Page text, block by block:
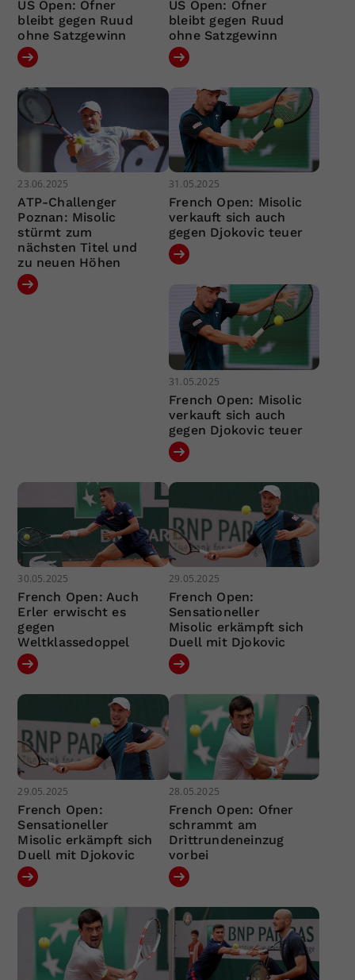
US Open: Ofner
bleibt gegen Ruud
ohne Satzgewinn
US Open: Ofner
bleibt gegen Ruud
ohne Satzgewinn
23.06.2025
ATP-Challenger
Poznan: Misolic
stürmt zum
nächsten Titel und
zu neuen Höhen
31.05.2025
French Open: Misolic
verkauft sich auch
gegen Djokovic teuer
31.05.2025
French Open: Misolic
verkauft sich auch
gegen Djokovic teuer
30.05.2025
French Open: Auch
Erler erwischt es
gegen
Weltklassedoppel
29.05.2025
French Open:
Sensationeller
Misolic erkämpft sich
Duell mit Djokovic
29.05.2025
French Open:
Sensationeller
Misolic erkämpft sich
Duell mit Djokovic
28.05.2025
French Open: Ofner
schrammt am
Drittrundeneinzug
vorbei